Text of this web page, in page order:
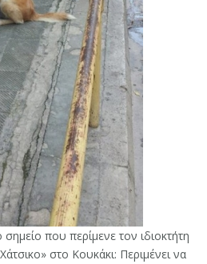
που περίμενε τον ιδιοκτήτη
στο Κουκάκι: Περιμένει να